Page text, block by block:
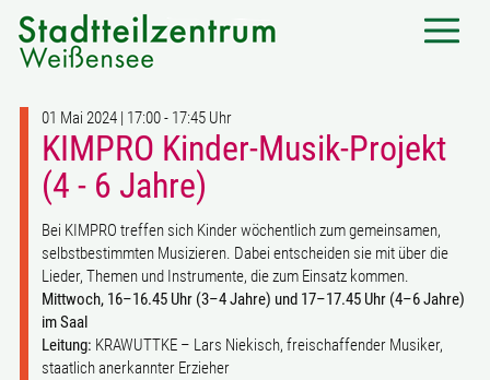
01 Mai 2024 | 17:00 - 17:45 Uhr
KIMPRO Kinder-Musik-Projekt
(4 - 6 Jahre)
Bei KIMPRO treffen sich Kinder wöchentlich zum gemeinsamen,
selbstbestimmten Musizieren. Dabei entscheiden sie mit über die
Lieder, Themen und Instrumente, die zum Einsatz kommen.
Mittwoch, 16–16.45 Uhr (3–4 Jahre) und 17–17.45 Uhr (4–6 Jahre)
im Saal
Leitung: KRAWUTTKE – Lars Niekisch, freischaffender Musiker,
staatlich anerkannter Erzieher